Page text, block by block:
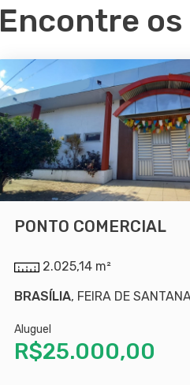
Encontre
PONTO COMERCIAL
2.025,14 m²
BRASÍLIA, FEIRA DE
Aluguel
R$25.000,00